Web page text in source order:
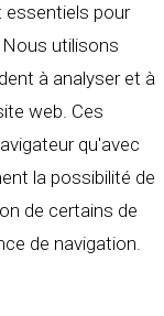
essentiels pour
utilisons
à analyser et à
web. Ces
qu'avec
la possibilité de
de certains de
de navigation.